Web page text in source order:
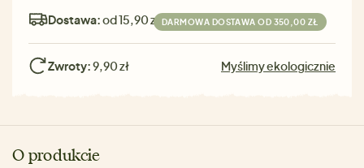
Dostawa:od 15,90 zł DARMOWA DOSTAWA OD 350,00 ZŁ
Zwroty:9,90 zł Myślimy ekologicznie
O produkcie